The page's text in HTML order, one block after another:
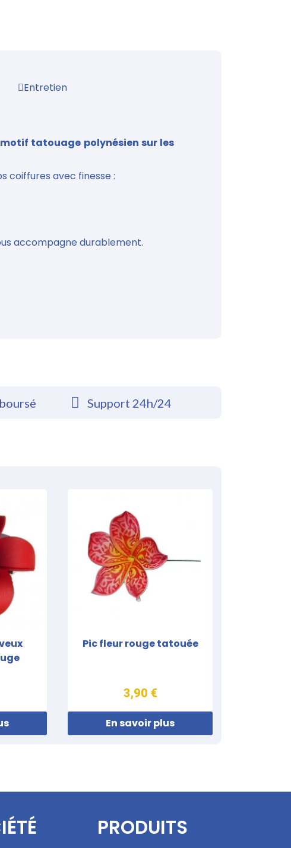
Entretien
motif tatouage polynésien sur les
coiffures avec finesse :
accompagne durablement.
Support 24h/24
Pic fleur rouge tatouée
3,90 €
En savoir plus
PRODUITS